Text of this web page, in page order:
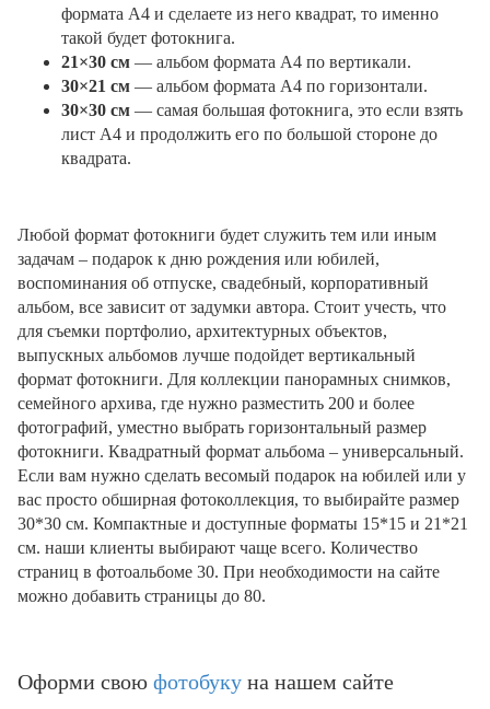
формата А4 и сделаете из него квадрат, то именно
такой будет фотокнига.
21×30 см — альбом формата А4 по вертикали.
30×21 см — альбом формата А4 по горизонтали.
30×30 см — самая большая фотокнига, это если взять
лист А4 и продолжить его по большой стороне до
квадрата.
Любой формат фотокниги будет служить тем или иным
задачам – подарок к дню рождения или юбилей,
воспоминания об отпуске, свадебный, корпоративный
альбом, все зависит от задумки автора. Стоит учесть, что
для съемки портфолио, архитектурных объектов,
выпускных альбомов лучше подойдет вертикальный
формат фотокниги. Для коллекции панорамных снимков,
семейного архива, где нужно разместить 200 и более
фотографий, уместно выбрать горизонтальный размер
фотокниги. Квадратный формат альбома – универсальный.
Если вам нужно сделать весомый подарок на юбилей или у
вас просто обширная фотоколлекция, то выбирайте размер
30*30 см. Компактные и доступные форматы 15*15 и 21*21
см. наши клиенты выбирают чаще всего. Количество
страниц в фотоальбоме 30. При необходимости на сайте
можно добавить страницы до 80.
Оформи свою фотобуку на нашем сайте